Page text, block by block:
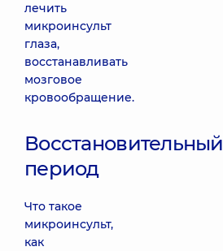
лечить
микроинсульт
глаза,
восстанавливать
мозговое
кровообращение.
Восстановительный
период
Что такое
микроинсульт,
как